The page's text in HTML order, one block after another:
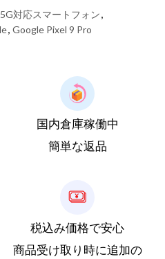
5G対応スマートフォン,
, Google Pixel 9 Pro
国内倉庫稼働中
簡単な返品
税込み価格で安心
商品受け取り時に追加の